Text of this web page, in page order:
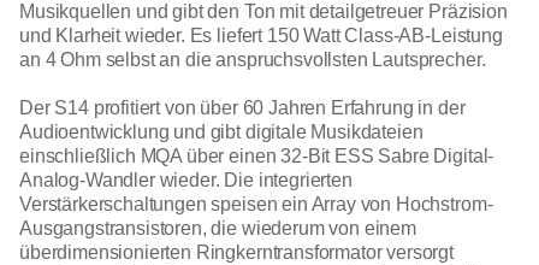
Musikquellen und gibt den Ton mit detailgetreuer Präzision
und Klarheit wieder. Es liefert 150 Watt Class-AB-Leistung
an 4 Ohm selbst an die anspruchsvollsten Lautsprecher.
Der S14 profitiert von über 60 Jahren Erfahrung in der
Audioentwicklung und gibt digitale Musikdateien
einschließlich MQA über einen 32-Bit ESS Sabre Digital-
Analog-Wandler wieder. Die integrierten
Verstärkerschaltungen speisen ein Array von Hochstrom-
Ausgangstransistoren, die wiederum von einem
überdimensionierten Ringkerntransformator versorgt